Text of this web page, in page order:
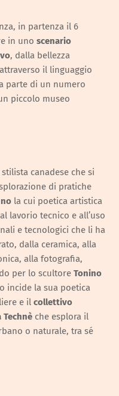
in partenza il 6
in uno scenario
, dalla bellezza
il linguaggio
parte di un numero
piccolo museo
canadese che si
di pratiche
la cui poetica artistica
lavorio tecnico e all’uso
e tecnologici che li ha
dalla ceramica, alla
alla fotografia,
per lo scultore Tonino
incide la sua poetica
e il collettivo
Technè che esplora il
o naturale, tra sé